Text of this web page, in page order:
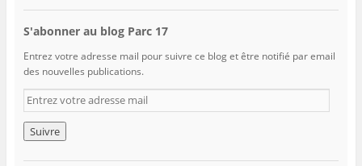
S'abonner au blog Parc 17
Entrez votre adresse mail pour suivre ce blog et être notifié par email
des nouvelles publications.
E
n
t
r
e